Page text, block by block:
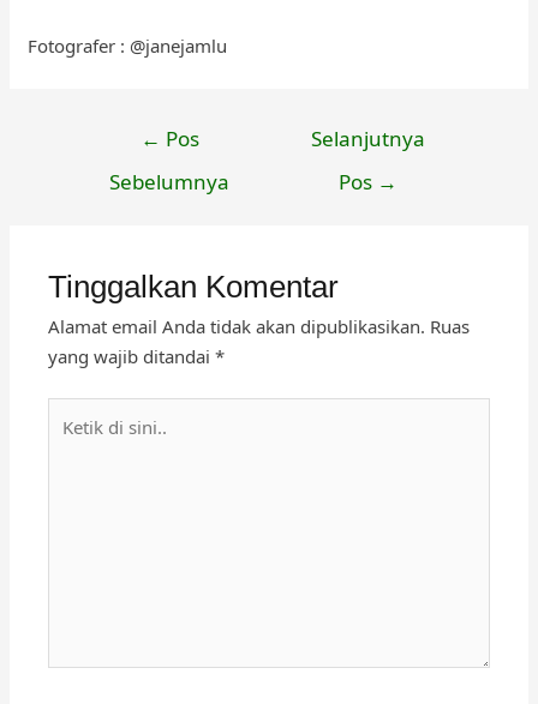
Fotografer : @janejamlu
← Pos
Sebelumnya
Selanjutnya
Pos →
Tinggalkan Komentar
Alamat email Anda tidak akan dipublikasikan. Ruas
yang wajib ditandai*